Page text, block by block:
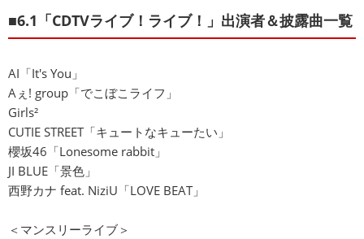
■6.1「CDTVライブ！ライブ！」出演者＆披露曲一覧
AI「It's You」
Aぇ! group「でこぼこライフ」
Girls²
CUTIE STREET「キュートなキューたい」
櫻坂46「Lonesome rabbit」
JI BLUE「景色」
西野カナ feat. NiziU「LOVE BEAT」
＜マンスリーライブ＞